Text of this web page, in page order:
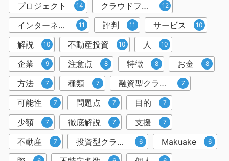
プロジェクト 14 クラウドファンディング投資 12
インターネット 11 評判 11 サービス 10
解説 10 不動産投資 10 人 10
企業 9 注意点 8 特徴 8 お金 8
方法 7 種類 7 融資型クラウドファンディング 7
可能性 7 問題点 7 目的 7
少額 7 徹底解説 7 支援 7
不動産 7 投資型クラウドファンディング 6 Makuake 6